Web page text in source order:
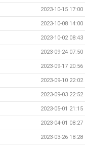
2023-10-15 17:00
2023-10-08 14:00
2023-10-02 08:43
2023-09-24 07:50
2023-09-17 20:56
2023-09-10 22:02
2023-09-03 22:52
2023-05-01 21:15
2023-04-01 08:27
2023-03-26 18:28